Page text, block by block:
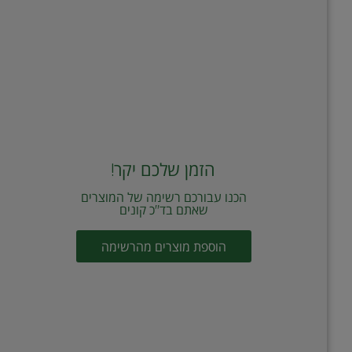
הזמן שלכם יקר!
הכנו עבורכם רשימה של המוצרים
שאתם בד"כ קונים
הוספת מוצרים מהרשימה